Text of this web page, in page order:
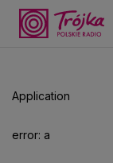
Application
error: a